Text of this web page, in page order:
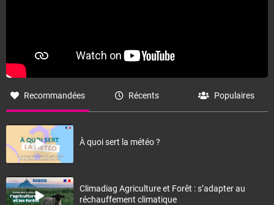
Recommandées Récents Populaires
À quoi sert la météo ?
Climadiag Agriculture et Forêt : s’adapter au
réchauffement climatique